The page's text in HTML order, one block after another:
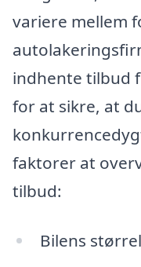
variere mellem
indhente tilbud
for at sikre, at
faktorer at
tilbud:
Bilens